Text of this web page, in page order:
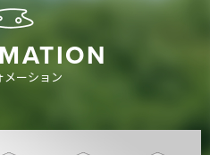
メーション